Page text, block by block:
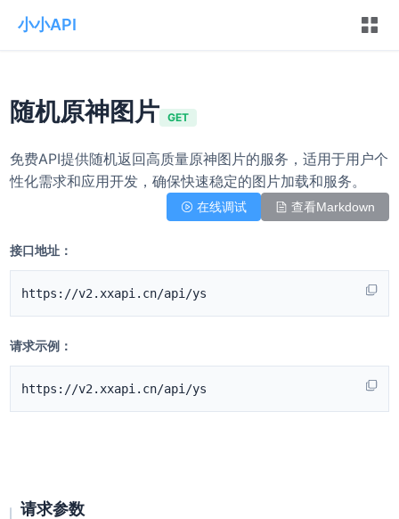
小小API
随机原神图片 GET
免费API提供随机返回高质量原神图片的服务，适用于用户个
性化需求和应用开发，确保快速稳定的图片加载和服务。
在线调试 查看Markdown
接口地址：
https://v2.xxapi.cn/api/ys
请求示例：
https://v2.xxapi.cn/api/ys
请求参数